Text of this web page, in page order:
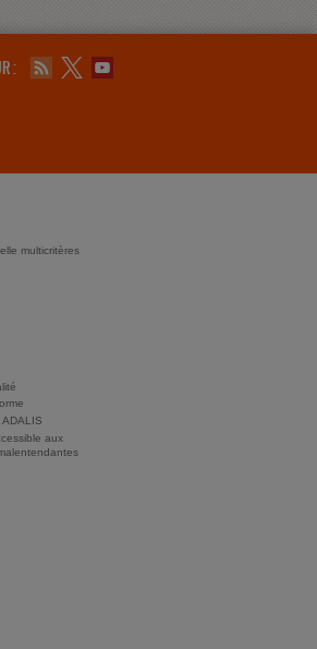
:
multicritères
aux